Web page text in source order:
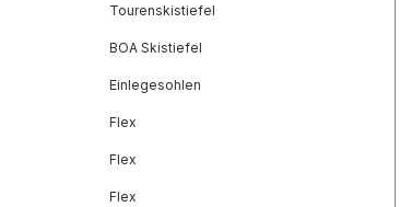
Tourenskistiefel
BOA Skistiefel
Einlegesohlen
Flex
Flex
Flex